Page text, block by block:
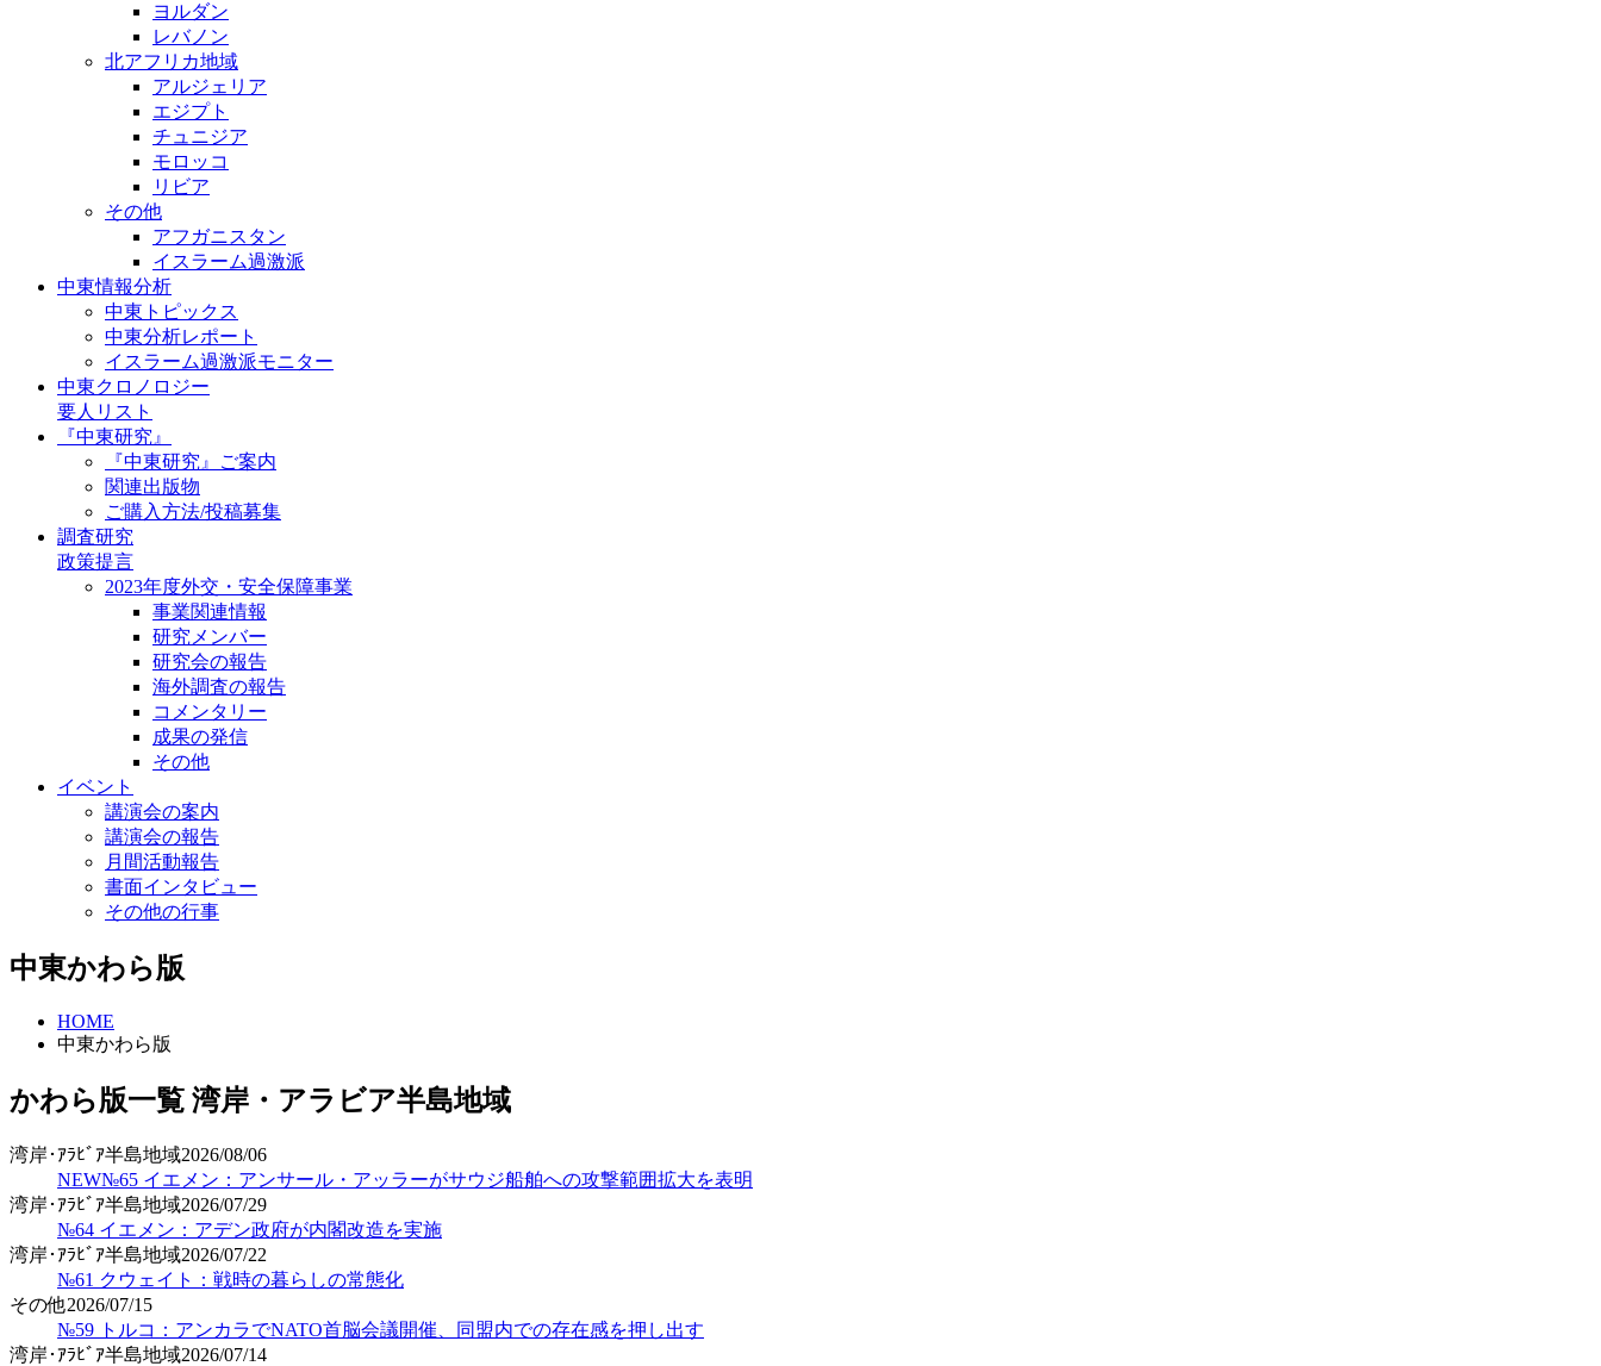
ヨルダン
レバノン
北アフリカ地域
アルジェリア
エジプト
チュニジア
モロッコ
リビア
その他
アフガニスタン
イスラーム過激派
中東情報分析
中東トピックス
中東分析レポート
イスラーム過激派モニター
中東クロノロジー
要人リスト
『中東研究』
『中東研究』ご案内
関連出版物
ご購入方法/投稿募集
調査研究
政策提言
2023年度外交・安全保障事業
事業関連情報
研究メンバー
研究会の報告
海外調査の報告
コメンタリー
成果の発信
その他
イベント
講演会の案内
講演会の報告
月間活動報告
書面インタビュー
その他の行事
中東かわら版
HOME
中東かわら版
かわら版一覧 湾岸・アラビア半島地域
湾岸･ｱﾗﾋﾞｱ半島地域2026/08/06
NEW№65 イエメン：アンサール・アッラーがサウジ船舶への攻撃範囲拡大を表明
湾岸･ｱﾗﾋﾞｱ半島地域2026/07/29
№64 イエメン：アデン政府が内閣改造を実施
湾岸･ｱﾗﾋﾞｱ半島地域2026/07/22
№61 クウェイト：戦時の暮らしの常態化
その他2026/07/15
№59 トルコ：アンカラでNATO首脳会議開催、同盟内での存在感を押し出す
湾岸･ｱﾗﾋﾞｱ半島地域2026/07/14